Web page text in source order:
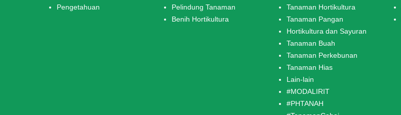
Pengetahuan
Pelindung Tanaman
Benih Hortikultura
Tanaman Hortikultura
Tanaman Pangan
Hortikultura dan Sayuran
Tanaman Buah
Tanaman Perkebunan
Tanaman Hias
Lain-lain
#MODALIRIT
#PHTANAH